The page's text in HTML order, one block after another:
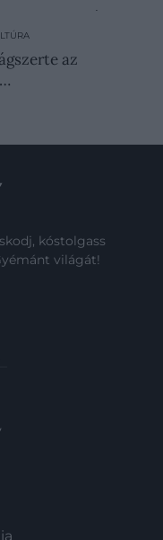
bízták
az
kóstolgass
világát!